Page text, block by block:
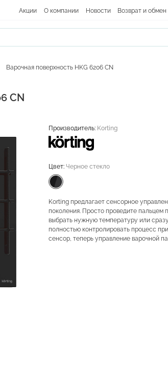
Акции О компании Новости Возврат и обмен
Варочная поверхность HKG 6206 CN
CN
Производитель: Korting
Цвет: Черное стекло
Korting предлагает сенсорное
поколения. Просто проведите пальцем
выбрать нужную температуру или
полностью контролировать процесс
сенсор, теперь управление варочной